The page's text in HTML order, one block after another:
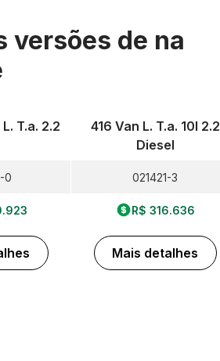
versões de na
T.a. 2.2
0
416 Van L. T.a. 10l 2.2
Diesel
021421-3
R$ 316.636
Mais detalhes